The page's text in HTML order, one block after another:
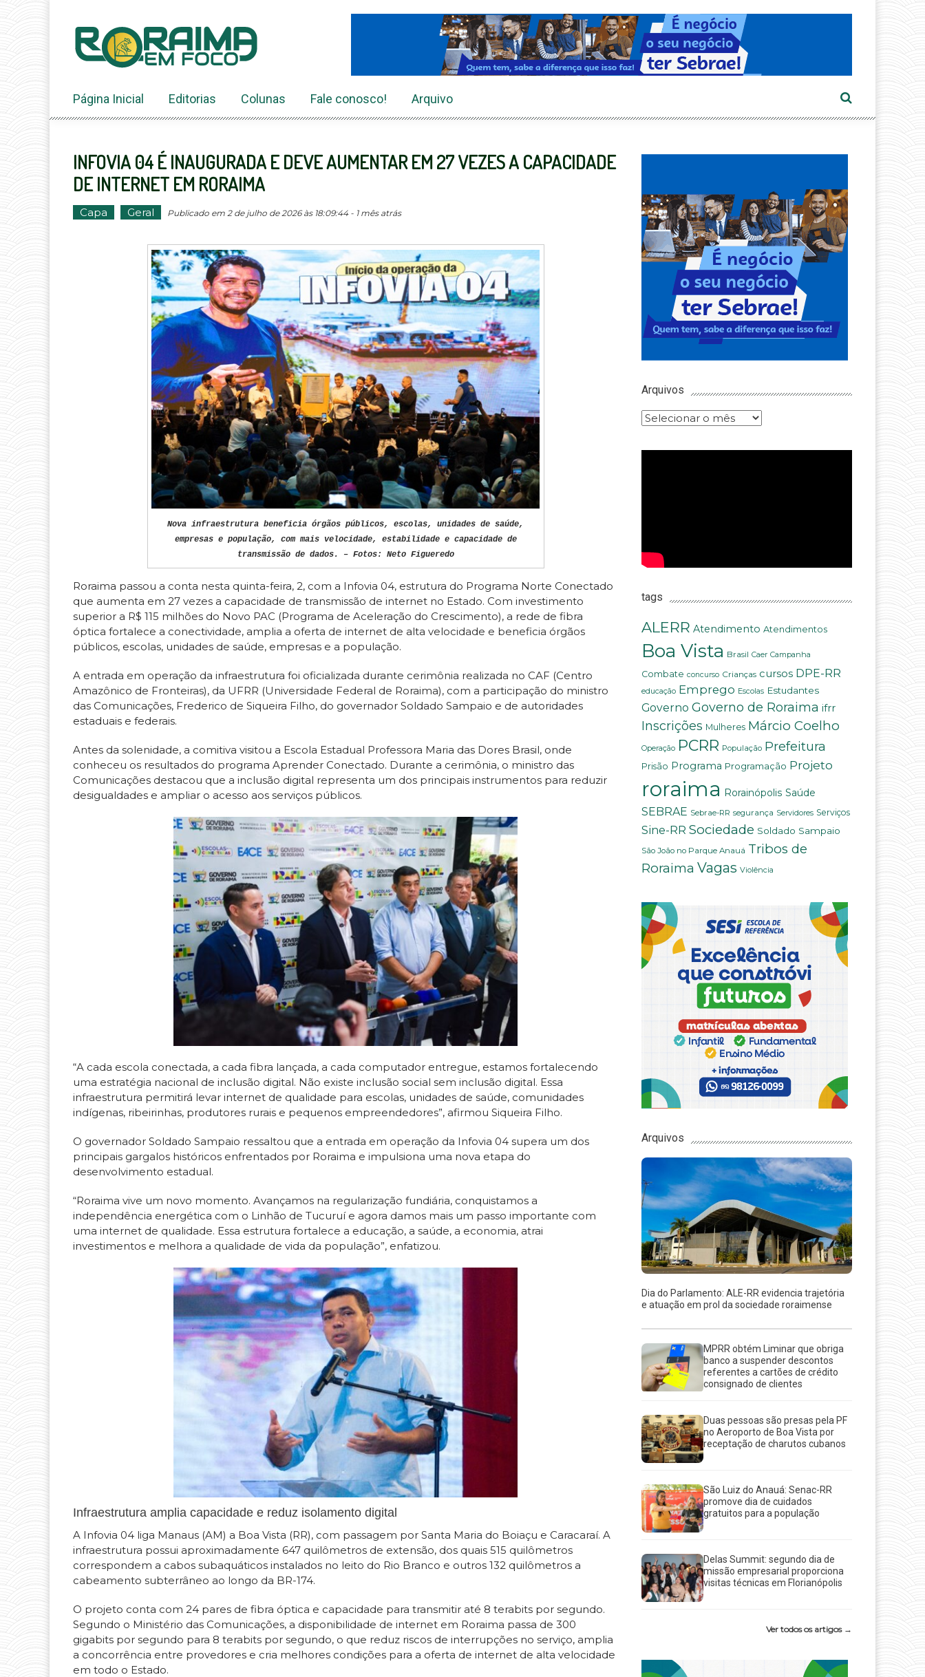
conteúdo
Página Inicial Editorias Colunas Fale conosco! Arquivo
INFOVIA 04 É INAUGURADA E DEVE AUMENTAR EM 27 VEZES A CAPACIDADE
DE INTERNET EM RORAIMA
Capa Geral Publicado em 2 de julho de 2026 às 18:09:44 - 1 mês atrás
Nova infraestrutura beneficia órgãos públicos, escolas, unidades de saúde,
empresas e população, com mais velocidade, estabilidade e capacidade de
transmissão de dados. – Fotos: Neto Figueredo
Roraima passou a conta nesta quinta-feira, 2, com a Infovia 04, estrutura do Programa Norte Conectado
que aumenta em 27 vezes a capacidade de transmissão de internet no Estado. Com investimento
superior a R$ 115 milhões do Novo PAC (Programa de Aceleração do Crescimento), a rede de fibra
óptica fortalece a conectividade, amplia a oferta de internet de alta velocidade e beneficia órgãos
públicos, escolas, unidades de saúde, empresas e a população.
A entrada em operação da infraestrutura foi oficializada durante cerimônia realizada no CAF (Centro
Amazônico de Fronteiras), da UFRR (Universidade Federal de Roraima), com a participação do ministro
das Comunicações, Frederico de Siqueira Filho, do governador Soldado Sampaio e de autoridades
estaduais e federais.
Antes da solenidade, a comitiva visitou a Escola Estadual Professora Maria das Dores Brasil, onde
conheceu os resultados do programa Aprender Conectado. Durante a cerimônia, o ministro das
Comunicações destacou que a inclusão digital representa um dos principais instrumentos para reduzir
desigualdades e ampliar o acesso aos serviços públicos.
“A cada escola conectada, a cada fibra lançada, a cada computador entregue, estamos fortalecendo
uma estratégia nacional de inclusão digital. Não existe inclusão social sem inclusão digital. Essa
infraestrutura permitirá levar internet de qualidade para escolas, unidades de saúde, comunidades
indígenas, ribeirinhas, produtores rurais e pequenos empreendedores”, afirmou Siqueira Filho.
O governador Soldado Sampaio ressaltou que a entrada em operação da Infovia 04 supera um dos
principais gargalos históricos enfrentados por Roraima e impulsiona uma nova etapa do
desenvolvimento estadual.
“Roraima vive um novo momento. Avançamos na regularização fundiária, conquistamos a
independência energética com o Linhão de Tucuruí e agora damos mais um passo importante com
uma internet de qualidade. Essa estrutura fortalece a educação, a saúde, a economia, atrai
investimentos e melhora a qualidade de vida da população”, enfatizou.
Infraestrutura amplia capacidade e reduz isolamento digital
A Infovia 04 liga Manaus (AM) a Boa Vista (RR), com passagem por Santa Maria do Boiaçu e Caracaraí. A
infraestrutura possui aproximadamente 647 quilômetros de extensão, dos quais 515 quilômetros
correspondem a cabos subaquáticos instalados no leito do Rio Branco e outros 132 quilômetros a
cabeamento subterrâneo ao longo da BR-174.
O projeto conta com 24 pares de fibra óptica e capacidade para transmitir até 8 terabits por segundo.
Segundo o Ministério das Comunicações, a disponibilidade de internet em Roraima passa de 300
gigabits por segundo para 8 terabits por segundo, o que reduz riscos de interrupções no serviço, amplia
a concorrência entre provedores e cria melhores condições para a oferta de internet de alta velocidade
em todo o Estado.
Arquivos
Arquivos
tags
ALERR Atendimento Atendimentos
Boa Vista Brasil Caer Campanha
Combate concurso Crianças cursos DPE-RR
educação Emprego Escolas Estudantes
Governo Governo de Roraima ifrr
Inscrições Mulheres Márcio Coelho
Operação PCRR População Prefeitura
Prisão Programa Programação Projeto
roraima Rorainópolis Saúde
SEBRAE Sebrae-RR segurança Servidores Serviços
Sine-RR Sociedade Soldado Sampaio
São João no Parque Anauá Tribos de
Roraima Vagas Violência
Arquivos
Dia do Parlamento: ALE-RR evidencia trajetória
e atuação em prol da sociedade roraimense
MPRR obtém Liminar que obriga
banco a suspender descontos
referentes a cartões de crédito
consignado de clientes
Duas pessoas são presas pela PF
no Aeroporto de Boa Vista por
receptação de charutos cubanos
São Luiz do Anauá: Senac-RR
promove dia de cuidados
gratuitos para a população
Delas Summit: segundo dia de
missão empresarial proporciona
visitas técnicas em Florianópolis
Ver todos os artigos →